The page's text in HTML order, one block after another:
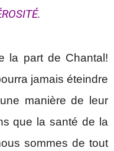
la part de Chantal!
jamais éteindre
manière de leur
que la santé de la
sommes de tout